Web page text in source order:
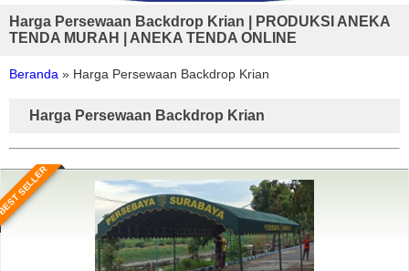
Harga Persewaan Backdrop Krian | PRODUKSI ANEKA
TENDA MURAH | ANEKA TENDA ONLINE
Beranda » Harga Persewaan Backdrop Krian
Harga Persewaan Backdrop Krian
SELLER